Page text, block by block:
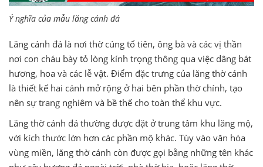
Ý nghĩa của mẫu lăng cánh đá
Lăng cánh đá là nơi thờ cúng tổ tiên, ông bà và các vị thần
nơi con cháu bày tỏ lòng kính trọng thông qua việc dâng bát
hương, hoa và các lễ vật. Điểm đặc trưng của lăng thờ cánh
là thiết kế hai cánh mở rộng ở hai bên phần thờ chính, tạo
nên sự trang nghiêm và bề thế cho toàn thể khu vực.
Lăng thờ cánh đá thường được đặt ở trung tâm khu lăng mộ,
với kích thước lớn hơn các phần mộ khác. Tùy vào văn hóa
vùng miền, lăng thờ cánh còn được gọi bằng những tên khác